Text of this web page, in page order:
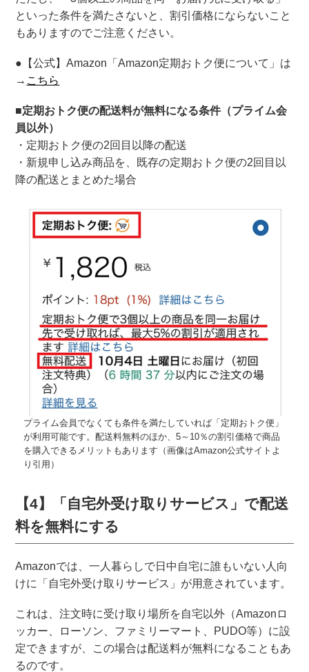
といった条件を満たさないと、割引価格にならないこと
もありますのでご注意ください。
●【公式】Amazon「Amazon定期おトク便について」は
→ こちら
■定期おトク便の配送料が無料になる条件（プライム会
員以外）
・定期おトク便の2回目以降の配送
・新規申し込み商品を、既存の定期おトク便の2回目以
降の配送とまとめた場合
プライム会員でなくても条件を満たしていれば「定期おトク便」
が利用可能です。配送料無料のほか、5～10％の割引価格で商品
を購入できるメリットもあります（画像はAmazon公式サイトよ
り引用）
【4】「自宅外受け取りサービス」で配送
料を無料にする
Amazonでは、一人暮らしで日中自宅に誰もいない人向
けに「自宅外受け取りサービス」が用意されています。
これは、注文時に受け取り場所を自宅以外（Amazonロ
ッカー、ローソン、ファミリーマート、PUDO等）に設
定できますが、この場合は配送料が無料になることもあ
るのです。